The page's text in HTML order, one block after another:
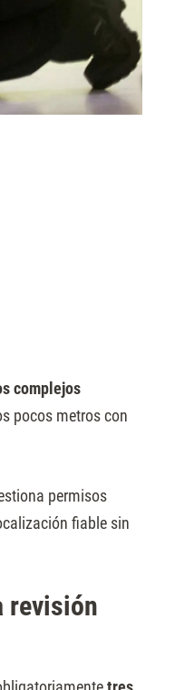
complejos
pocos metros con
permisos
fiable sin
revisión